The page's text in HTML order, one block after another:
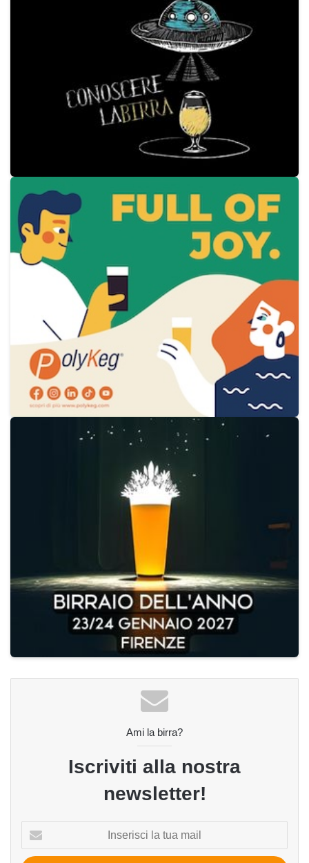
Ami la birra?
Iscriviti alla nostra
newsletter!
tua